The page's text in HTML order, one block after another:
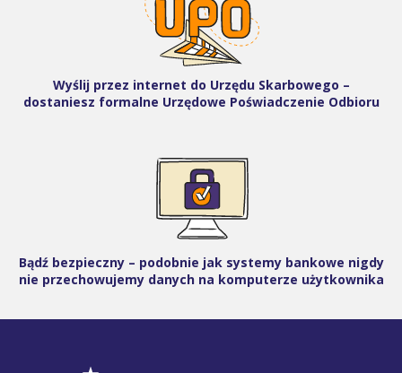
Wyślij przez internet do Urzędu Skarbowego –
dostaniesz formalne Urzędowe Poświadczenie Odbioru
Bądź bezpieczny – podobnie jak systemy bankowe nigdy
nie przechowujemy danych na komputerze użytkownika